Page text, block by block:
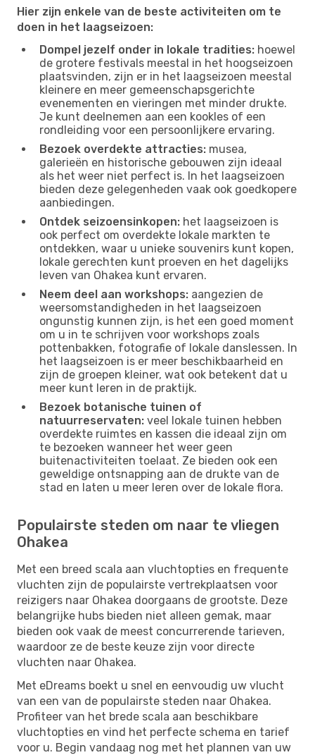
Hier zijn enkele van de beste activiteiten om te
doen in het laagseizoen:
Dompel jezelf onder in lokale tradities: hoewel
de grotere festivals meestal in het hoogseizoen
plaatsvinden, zijn er in het laagseizoen meestal
kleinere en meer gemeenschapsgerichte
evenementen en vieringen met minder drukte.
Je kunt deelnemen aan een kookles of een
rondleiding voor een persoonlijkere ervaring.
Bezoek overdekte attracties: musea,
galerieën en historische gebouwen zijn ideaal
als het weer niet perfect is. In het laagseizoen
bieden deze gelegenheden vaak ook goedkopere
aanbiedingen.
Ontdek seizoensinkopen: het laagseizoen is
ook perfect om overdekte lokale markten te
ontdekken, waar u unieke souvenirs kunt kopen,
lokale gerechten kunt proeven en het dagelijks
leven van Ohakea kunt ervaren.
Neem deel aan workshops: aangezien de
weersomstandigheden in het laagseizoen
ongunstig kunnen zijn, is het een goed moment
om u in te schrijven voor workshops zoals
pottenbakken, fotografie of lokale danslessen. In
het laagseizoen is er meer beschikbaarheid en
zijn de groepen kleiner, wat ook betekent dat u
meer kunt leren in de praktijk.
Bezoek botanische tuinen of
natuurreservaten: veel lokale tuinen hebben
overdekte ruimtes en kassen die ideaal zijn om
te bezoeken wanneer het weer geen
buitenactiviteiten toelaat. Ze bieden ook een
geweldige ontsnapping aan de drukte van de
stad en laten u meer leren over de lokale flora.
Populairste steden om naar te vliegen
Ohakea
Met een breed scala aan vluchtopties en frequente
vluchten zijn de populairste vertrekplaatsen voor
reizigers naar Ohakea doorgaans de grootste. Deze
belangrijke hubs bieden niet alleen gemak, maar
bieden ook vaak de meest concurrerende tarieven,
waardoor ze de beste keuze zijn voor directe
vluchten naar Ohakea.
Met eDreams boekt u snel en eenvoudig uw vlucht
van een van de populairste steden naar Ohakea.
Profiteer van het brede scala aan beschikbare
vluchtopties en vind het perfecte schema en tarief
voor u. Begin vandaag nog met het plannen van uw